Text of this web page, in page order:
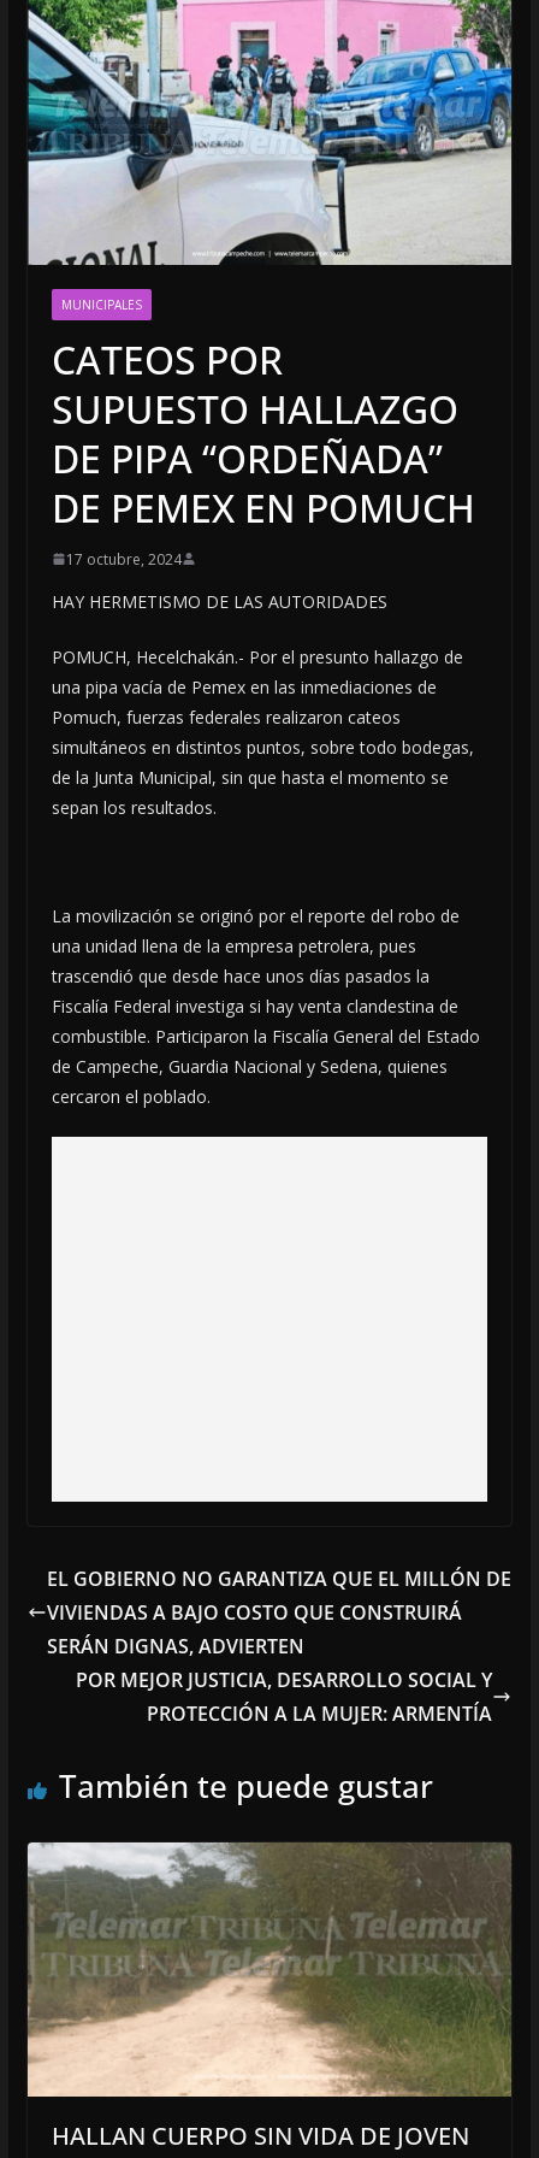
MUNICIPALES
CATEOS POR
SUPUESTO HALLAZGO
DE PIPA “ORDEÑADA”
DE PEMEX EN POMUCH
17 octubre, 2024
HAY HERMETISMO DE LAS AUTORIDADES
POMUCH, Hecelchakán.- Por el presunto hallazgo de
una pipa vacía de Pemex en las inmediaciones de
Pomuch, fuerzas federales realizaron cateos
simultáneos en distintos puntos, sobre todo bodegas,
de la Junta Municipal, sin que hasta el momento se
sepan los resultados.
La movilización se originó por el reporte del robo de
una unidad llena de la empresa petrolera, pues
trascendió que desde hace unos días pasados la
Fiscalía Federal investiga si hay venta clandestina de
combustible. Participaron la Fiscalía General del Estado
de Campeche, Guardia Nacional y Sedena, quienes
cercaron el poblado.
EL GOBIERNO NO GARANTIZA QUE EL MILLÓN DE
VIVIENDAS A BAJO COSTO QUE CONSTRUIRÁ
SERÁN DIGNAS, ADVIERTEN
POR MEJOR JUSTICIA, DESARROLLO SOCIAL Y
PROTECCIÓN A LA MUJER: ARMENTÍA
También te puede gustar
HALLAN CUERPO SIN VIDA DE JOVEN